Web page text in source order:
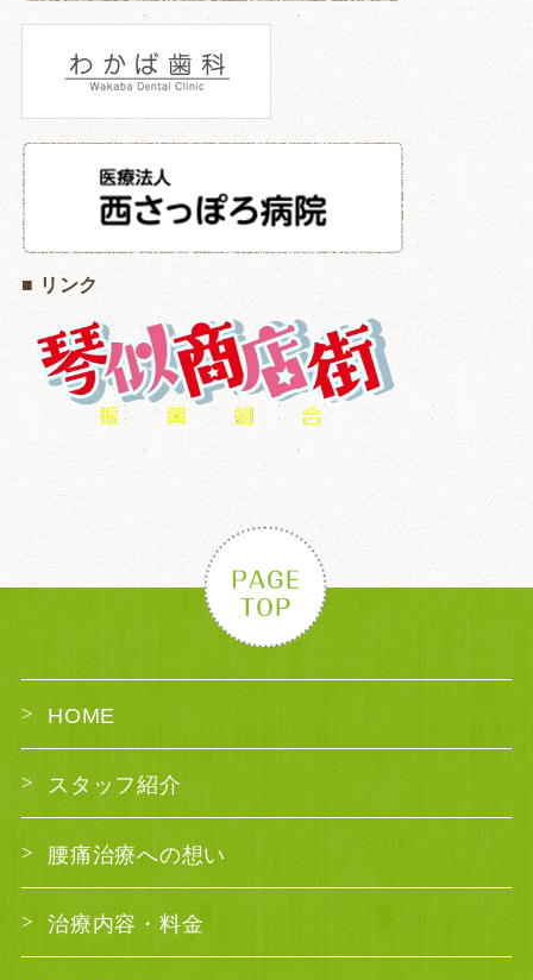
■ リンク
HOME
スタッフ紹介
腰痛治療への想い
治療内容・料金